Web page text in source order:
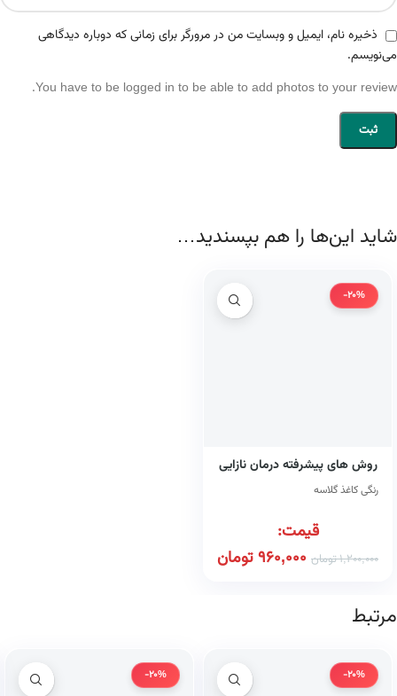
ذخیره نام، ایمیل و وبسایت من در مرورگر برای زمانی که دوباره دیدگاهی
می‌نویسم.
You have to be logged in to be able to add photos to your review.
شاید این‌ها را هم بپسندید…
-20%
روش های پیشرفته درمان نازایی
رنگی کاغذ گلاسه
قیمت:
1,200,000تومان 960,000تومان
مرتبط
-20%
-20%